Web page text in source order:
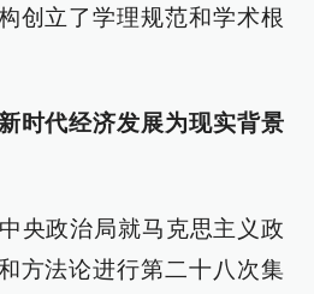
创立了学理规范和学术根
时代经济发展为现实背景
央政治局就马克思主义政
方法论进行第二十八次集